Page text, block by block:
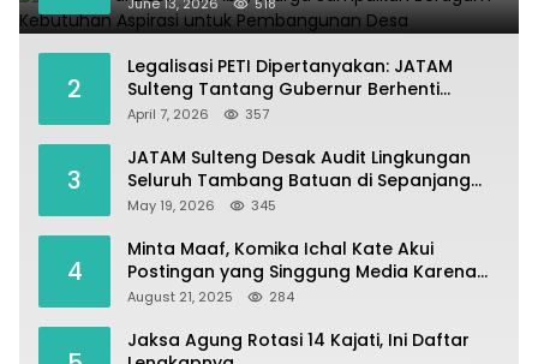
2
Legalisasi PETI Dipertanyakan: JATAM
Sulteng Tantang Gubernur Berhenti
Andalkan Tambang dan Selamatkan
April 7, 2026 357
3
JATAM Sulteng Desak Audit Lingkungan
Seluruh Tambang Batuan di Sepanjang
Pesisir Palu–Donggala
May 19, 2026 345
4
Minta Maaf, Komika Ichal Kate Akui
Postingan yang Singgung Media Karena
Emosi
August 21, 2025 284
Jaksa Agung Rotasi 14 Kajati, Ini Daftar